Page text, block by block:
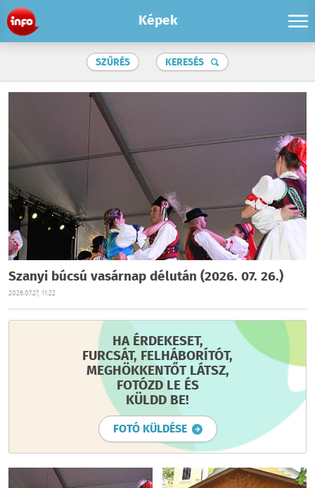
Képek
SZŰRÉS KERESÉS
Szanyi búcsú vasárnap délután (2026. 07. 26.)
2026.07.27, 11:22
HA ÉRDEKESET,
FURCSÁT, FELHÁBORÍTÓT,
MEGHÖKKENTŐT LÁTSZ,
FOTÓZD LE ÉS
KÜLDD BE!
FOTÓ KÜLDÉSE